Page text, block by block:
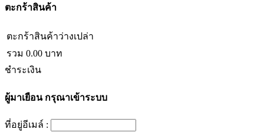
ตะกร้าสินค้า
ตะกร้าสินค้าว่างเปล่า
รวม 0.00 บาท
ชำระเงิน
ผู้มาเยือนกรุณาเข้าระบบ
ที่อยู่อีเมล์ :